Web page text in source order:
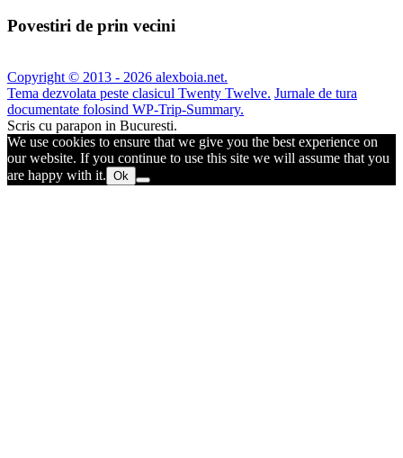
Povestiri de prin vecini
Copyright © 2013 - 2026 alexboia.net.
Tema dezvolata peste clasicul Twenty Twelve. Jurnale de tura
documentate folosind WP-Trip-Summary.
Scris cu parapon in Bucuresti.
We use cookies to ensure that we give you the best experience on
our website. If you continue to use this site we will assume that you
are happy with it. Ok